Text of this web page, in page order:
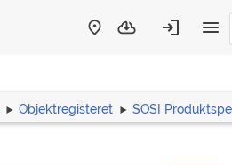
Objektregisteret SOSI